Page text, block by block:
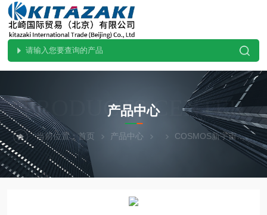
PRODUCTS CENTER
产品中心
当前位置：首页 产品中心 COSMOS新宇宙